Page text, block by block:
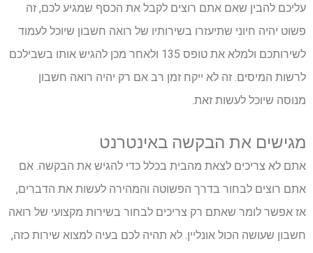
עליכם להבין שאם אתם רוצים לקבל את הכסף שמגיע לכם, זה
פשוט יהיה חיוני שתיעזרו בשירותיו של רואה חשבון שיוכל לעמוד
לשירותכם ולמלא את טופס 135 ולאחר מכן להגיש אותו בשבילכם
לרשות המיסים. זה לא ייקח זמן רב אם רק יהיה רואה חשבון
מנוסה שיוכל לעשות זאת.
מגישים את הבקשה באינטרנט
אתם לא צריכים לצאת מהבית בכלל כדי להגיש את הבקשה. אם
אתם רוצים לבחור בדרך הפשוטה והמהירה לעשות את הדברים,
אז אפשר לומר שאתם רק צריכים לבחור בשירות מקצועי של רואה
חשבון שעושה הכול אונליין. לא תהיה לכם בעיה למצוא שירות כזה,